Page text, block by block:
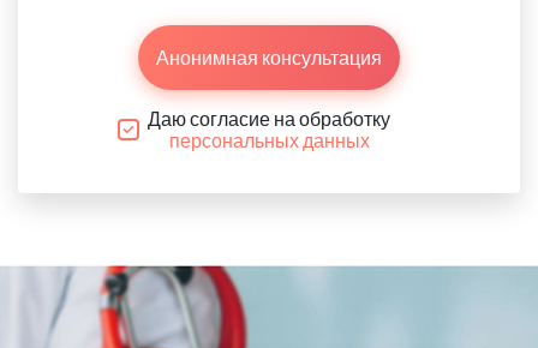
Анонимная консультация
Даю согласие на обработку
персональных данных